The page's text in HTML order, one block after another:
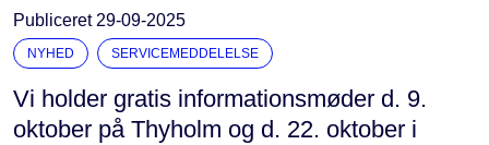
Publiceret 29-09-2025
NYHED SERVICEMEDDELELSE
Vi holder gratis informationsmøder d. 9.
oktober på Thyholm og d. 22. oktober i